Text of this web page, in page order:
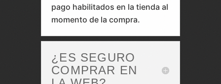
pago habilitados en la tienda al
momento de la compra.
¿ES SEGURO
COMPRAR EN